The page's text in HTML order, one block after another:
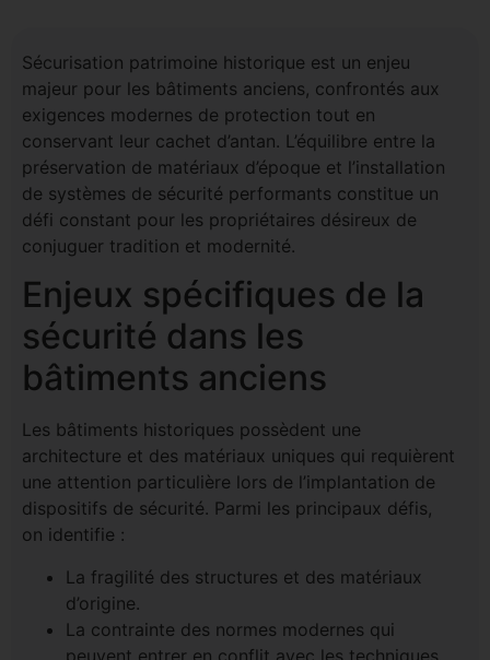
Sécurisation patrimoine historique est un enjeu
majeur pour les bâtiments anciens, confrontés aux
exigences modernes de protection tout en
conservant leur cachet d’antan. L’équilibre entre la
préservation de matériaux d’époque et l’installation
de systèmes de sécurité performants constitue un
défi constant pour les propriétaires désireux de
conjuguer tradition et modernité.
Enjeux spécifiques de la
sécurité dans les
bâtiments anciens
Les bâtiments historiques possèdent une
architecture et des matériaux uniques qui requièrent
une attention particulière lors de l’implantation de
dispositifs de sécurité. Parmi les principaux défis,
on identifie :
La fragilité des structures et des matériaux
d’origine.
La contrainte des normes modernes qui
peuvent entrer en conflit avec les techniques